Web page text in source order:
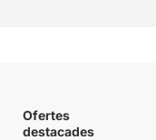
Ofertes
destacades